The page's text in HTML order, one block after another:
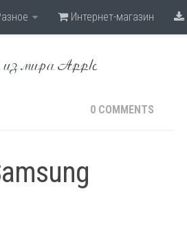
Интернет-магазин
из мира Apple
0 COMMENTS